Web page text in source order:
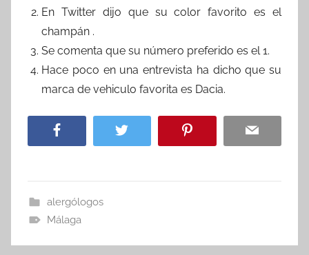
En Twitter dijo que su color favorito es el
champán .
Se comenta que su número preferido es el 1.
Hace poco en una entrevista ha dicho que su
marca de vehiculo favorita es Dacia.
alergólogos
Málaga